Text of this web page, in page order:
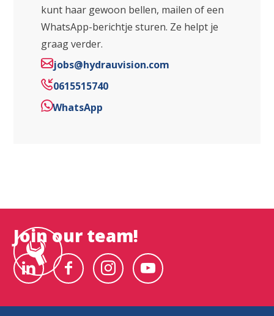
kunt haar gewoon bellen, mailen of een
WhatsApp-berichtje sturen. Ze helpt je
graag verder.
jobs@hydrauvision.com
0615515740
WhatsApp
Join our team!